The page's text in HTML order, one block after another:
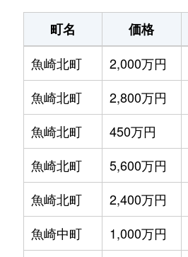
町名 価格
魚崎北町
2,000万円
魚崎北町
2,800万円
魚崎北町
450万円
魚崎北町
5,600万円
魚崎北町
2,400万円
魚崎中町
1,000万円